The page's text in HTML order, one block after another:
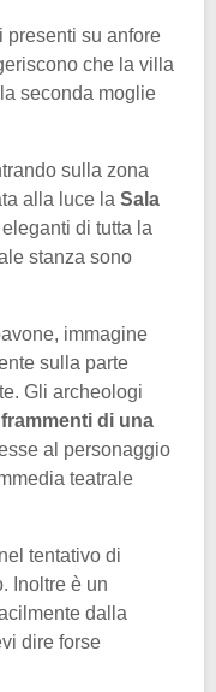
presenti su anfore
che la villa
seconda moglie
sulla zona
alla luce la Sala
di tutta la
stanza sono
immagine
sulla parte
Gli archeologi
frammenti di una
al personaggio
teatrale
tentativo di
Inoltre è un
dalla
dire forse